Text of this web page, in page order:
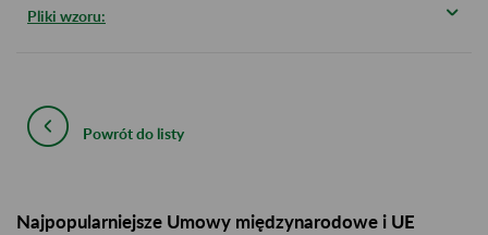
Pliki wzoru:
Powrót do listy
Najpopularniejsze Umowy międzynarodowe i UE